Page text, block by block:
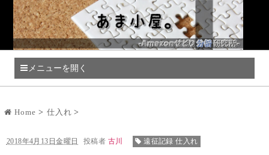
メニューを開く
Home 仕入れ
2018年4月13日金曜日 投稿者 古川 遠征記録 仕入れ